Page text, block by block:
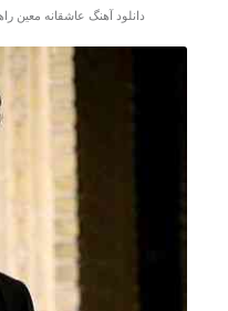
دانلود آهنگ عاشقانه معین راهبر یه نفر تو